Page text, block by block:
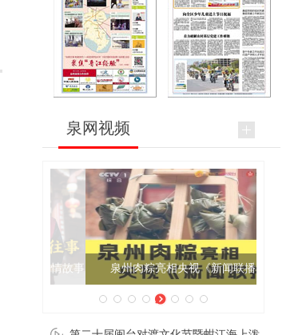
泉网视频
泉州肉粽亮相央视《新闻联播》